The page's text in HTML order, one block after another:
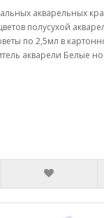
акварельных
полусухой
по 2,5мл в
акварели Белые